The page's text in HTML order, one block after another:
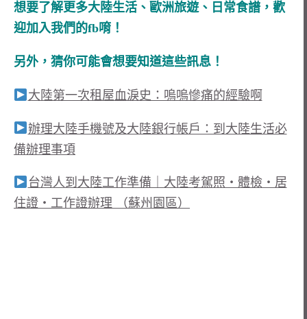
想要了解更多大陸生活、歐洲旅遊、日常食譜，歡
迎加入我們的fb唷！
另外，猜你可能會想要知道這些訊息！
大陸第一次租屋血淚史：嗚嗚慘痛的經驗啊
辦理大陸手機號及大陸銀行帳戶：到大陸生活必
備辦理事項
台灣人到大陸工作準備｜大陸考駕照・體檢・居
住證・工作證辦理 （蘇州園區）